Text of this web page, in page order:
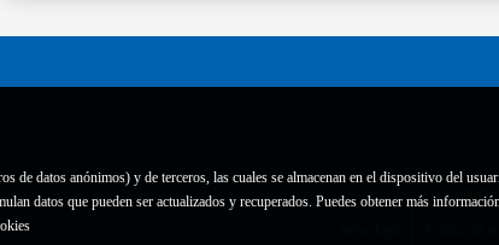
datos anónimos) y de terceros, las cuales se almacenan en el dispositivo del
datos que pueden ser actualizados y recuperados. Puedes obtener más
Contacto